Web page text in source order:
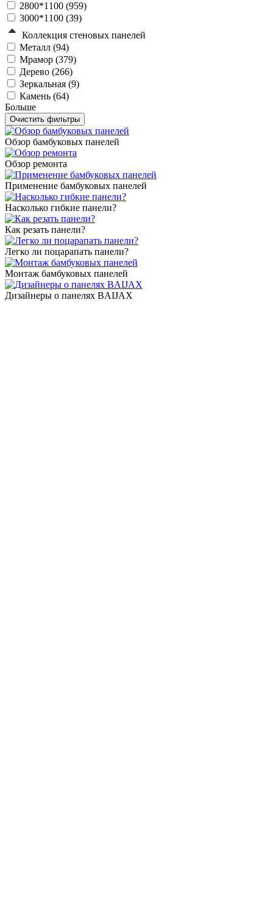
2800*1100 (959)
3000*1100 (39)
Коллекция стеновых панелей
Металл (94)
Мрамор (379)
Дерево (266)
Зеркальная (9)
Камень (64)
Больше
Обзор бамбуковых панелей
Обзор ремонта
Применение бамбуковых панелей
Насколько гибкие панели?
Как резать панели?
Легко ли поцарапать панели?
Монтаж бамбуковых панелей
Дизайнеры о панелях BAIJAX